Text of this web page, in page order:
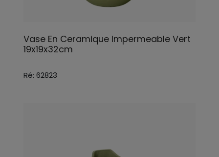
Vase En Ceramique Impermeable Vert
19x19x32cm
Ré: 62823